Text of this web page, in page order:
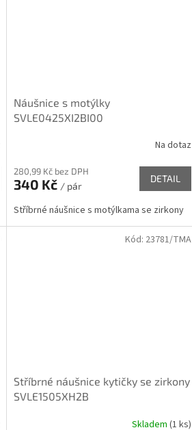
Náušnice s motýlky
SVLE0425XI2BI00
Na dotaz
280,99 Kč bez DPH
340 Kč / pár
DETAIL
Stříbrné náušnice s motýlkama se zirkony
Stříbrné náušnice kytičky se zirkony
SVLE1505XH2B
Skladem (1 ks)
Kód: 23781/TMA